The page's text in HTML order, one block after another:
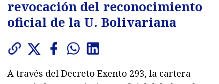
revocación del reconocimiento
oficial de la U. Bolivariana
A través del Decreto Exento 293, la cartera